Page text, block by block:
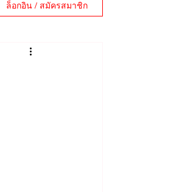
ล็อกอิน / สมัครสมาชิก